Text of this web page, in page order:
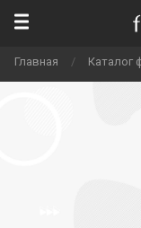
Главная / Каталог